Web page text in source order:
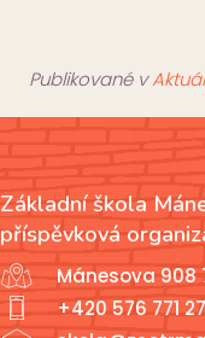
Publikované v
Základní škola
příspěvková
Mánesova 908
+420 576 771